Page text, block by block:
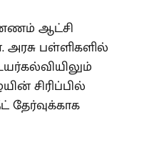
ஆட்சி
அரசு பள்ளிகளில்
சிரிப்பில்